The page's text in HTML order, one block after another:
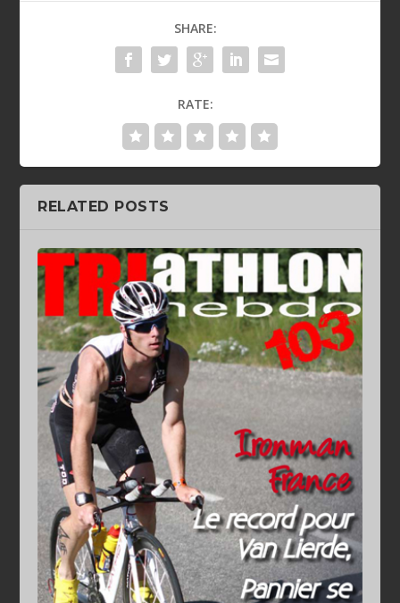
SHARE:
RATE:
RELATED POSTS